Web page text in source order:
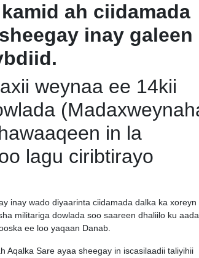
ah ciidamada
inay galeen
weynaa ee 14kii
in la
lagu ciribtirayo
inay wado diyaarinta ciidamada dalka ka xoreyn
militariga dowlada soo saareen dhaliilo ku
ee loo yaqaan Danab.
Aqalka Sare ayaa sheegay in iscasilaadii taliyihii